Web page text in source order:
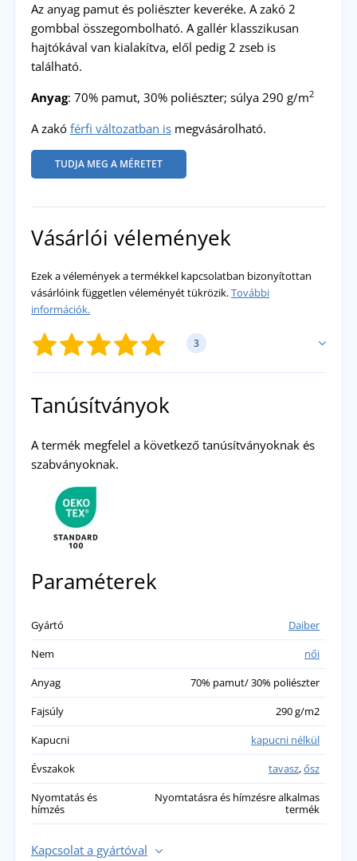
Az anyag pamut és poliészter keveréke. A zakó 2
gombbal összegombolható. A gallér klasszikusan
hajtókával van kialakítva, elől pedig 2 zseb is
található.
Anyag: 70% pamut, 30% poliészter; súlya 290 g/m2
A zakó férfi változatban ismegvásárolható.
TUDJA MEG A MÉRETET
Vásárlói vélemények
Ezek a vélemények a termékkel kapcsolatban bizonyítottan
vásárlóink független véleményét tükrözik.További
információk.
3
Lucie H
Nagyon szép anyag, megfelelő és elegáns
přidáno 07.03.2023
Tanúsítványok
A termék megfelel a következő tanúsítványoknak és
szabványoknak.
Paraméterek
Gyártó
Daiber
Nem
női
Anyag
70% pamut/ 30% poliészter
Fajsúly
290 g/m2
Kapucni
kapucni nélkül
Évszakok
tavasz,ősz
Nyomtatás és
hímzés
Nyomtatásra és hímzésre alkalmas
termék
Kapcsolat a gyártóval